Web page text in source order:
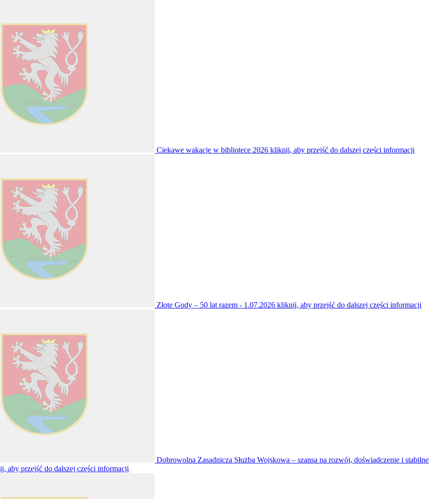
Ciekawe wakacje w bibliotece 2026 kliknij, aby przejść do dalszej części informacji
Złote Gody – 50 lat razem - 1.07.2026 kliknij, aby przejść do dalszej części informacji
Dobrowolna Zasadnicza Służba Wojskowa – szansa na rozwój, doświadczenie i stabilne
aby przejść do dalszej części informacji